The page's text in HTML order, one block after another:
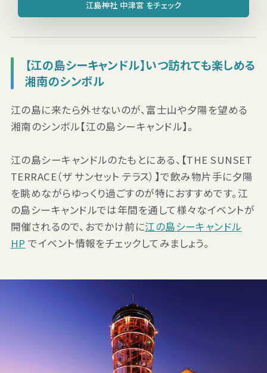
江島神社 中津宮 をチェック
【江の島シーキャンドル】いつ訪れても楽しめる
湘南のシンボル
江の島に来たら外せないのが、富士山や夕陽を望める
湘南のシンボル【江の島シーキャンドル】。
江の島シーキャンドルのたもとにある、【THE SUNSET
TERRACE（ザ サンセット テラス）】で飲み物片手に夕陽
を眺めながらゆっくり過ごすのが特におすすめです。江
の島シーキャンドルでは年間を通して様々なイベントが
開催されるので、おでかけ前に江の島シーキャンドル
HP でイベント情報をチェックしてみましょう。